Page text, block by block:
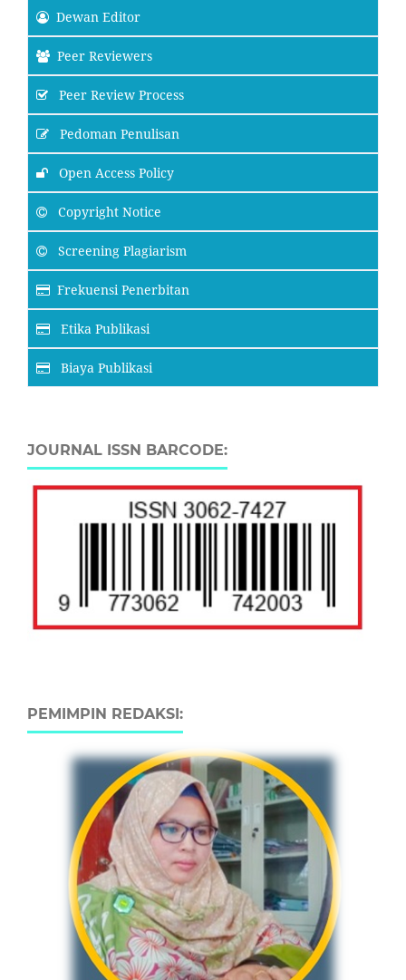
Dewan Editor
Peer Reviewers
Peer Review Process
Pedoman Penulisan
Open Access Policy
Copyright Notice
Screening Plagiarism
Frekuensi Penerbitan
Etika Publikasi
Biaya Publikasi
JOURNAL ISSN BARCODE:
PEMIMPIN REDAKSI: